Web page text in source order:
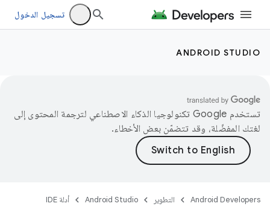
تسجيل الدخول
ANDROID STUDIO
تستخدم Google تكنولوجيا الذكاء الاصطناعي لترجمة المحتوى إلى
لغتك المفضّلة، وقد تتضمّن بعض الأخطاء.
Android Developers التطوير Android Studio أدلة IDE